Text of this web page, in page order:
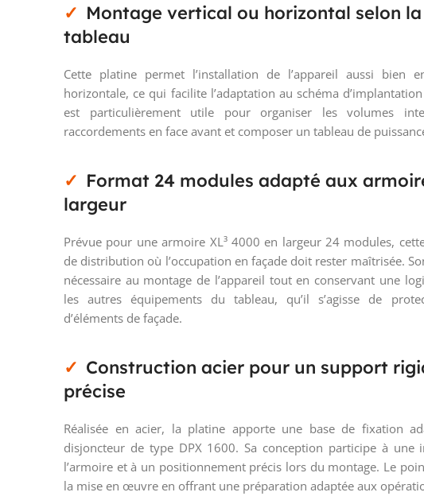
Montage vertical ou horizontal selon
tableau
Cette platine permet l’installation de l’appareil aussi bien
horizontale, ce qui facilite l’adaptation au schéma
est particulièrement utile pour organiser les volumes
raccordements en face avant et composer un tableau de
Format 24 modules adapté aux
largeur
Prévue pour une armoire XL³ 4000 en largeur 24 modules,
de distribution où l’occupation en façade doit rester maîtrisée.
nécessaire au montage de l’appareil tout en conservant une
les autres équipements du tableau, qu’il s’agisse de
d’éléments de façade.
Construction acier pour un support
précise
Réalisée en acier, la platine apporte une base de fixation
disjoncteur de type DPX 1600. Sa conception participe à une
l’armoire et à un positionnement précis lors du montage. Le
la mise en œuvre en offrant une préparation adaptée aux